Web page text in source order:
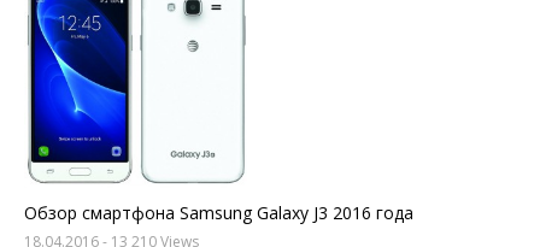
Обзор смартфона Samsung Galaxy J3 2016 года
18.04.2016- 13 210 Views